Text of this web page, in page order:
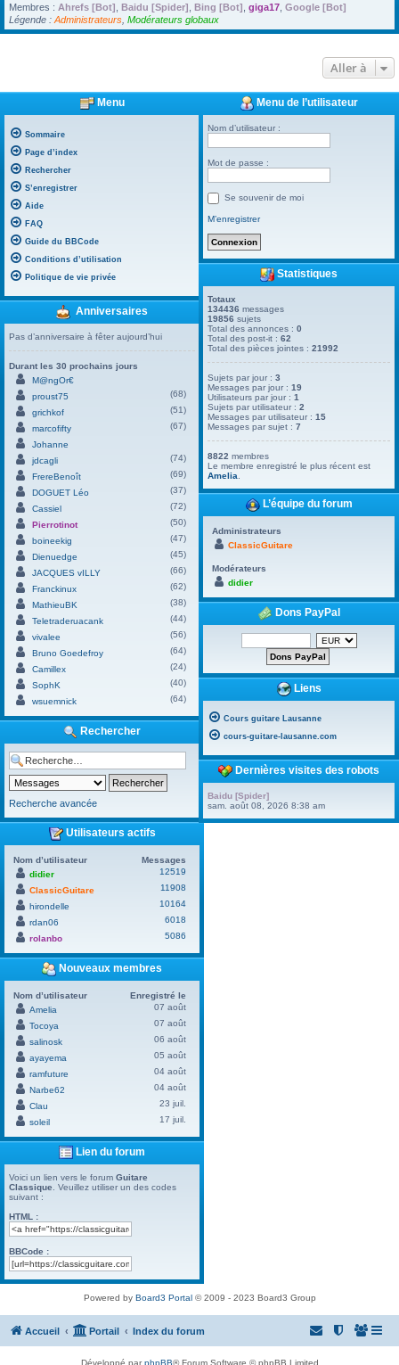
Membres : Ahrefs [Bot] Baidu [Spider] Bing [Bot] giga17 Google [Bot]
Légende : Administrateurs Modérateurs globaux
Aller à
Menu
Sommaire
Page d’index
Rechercher
S’enregistrer
Aide
FAQ
Guide du BBCode
Conditions d’utilisation
Politique de vie privée
Anniversaires
Pas d’anniversaire à fêter aujourd’hui
Durant les 30 prochains jours
M@ngOr€
proust75
(68)
grichkof
(51)
marcofifty
(67)
Johanne
jdcagli
(74)
FrereBenoît
(69)
DOGUET Léo
(37)
Cassiel
(72)
Pierrotinot
(50)
boineekig
(47)
Dienuedge
(45)
JACQUES vILLY
(66)
Franckinux
(62)
MathieuBK
(38)
Teletraderuacank
(44)
vivalee
(56)
Bruno Goedefroy
(64)
Camillex
(24)
SophK
(40)
wsuemnick
(64)
Rechercher
Recherche avancée
Utilisateurs actifs
Nom d’utilisateur
Messages
didier
12519
ClassicGuitare
11908
hirondelle
10164
rdan06
6018
rolanbo
5086
Nouveaux membres
Nom d’utilisateur
Enregistré le
Amelia
07 août
Tocoya
07 août
salinosk
06 août
ayayema
05 août
ramfuture
04 août
Narbe62
04 août
Clau
23 juil.
soleil
17 juil.
Lien du forum
Voici un lien vers le forum Guitare
Classique . Veuillez utiliser un des codes
suivant :
HTML :
BBCode :
Menu de l’utilisateur
Nom d’utilisateur :
Mot de passe :
Se souvenir de moi
M’enregistrer
Statistiques
Totaux
134436 messages
19856 sujets
Total des annonces :0
Total des post-it :62
Total des pièces jointes :21992
Sujets par jour :3
Messages par jour :19
Utilisateurs par jour :1
Sujets par utilisateur :2
Messages par utilisateur :15
Messages par sujet :7
8822 membres
Le membre enregistré le plus récent est
Amelia
L’équipe du forum
Administrateurs
ClassicGuitare
Modérateurs
didier
Dons PayPal
Liens
Cours guitare Lausanne
cours-guitare-lausanne.com
Dernières visites des robots
Baidu [Spider]
sam. août 08, 2026 8:38 am
Powered by Board3 Portal© 2009 - 2023 Board3 Group
Accueil Portail Index du forum
Développé parphpBB® Forum Software © phpBB Limited